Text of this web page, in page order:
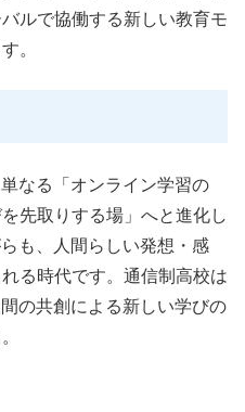
ルで協働する新しい教育モ
。
なる「オンライン学習の
先取りする場」へと進化し
も、人間らしい発想・感
る時代です。通信制高校は
の共創による新しい学びの